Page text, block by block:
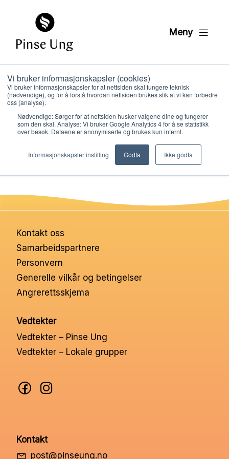
Vi bruker informasjonskapsler (cookies)
Vi bruker informasjonskapsler for at nettsiden skal fungere teknisk
(nødvendige), og for å forstå hvordan nettsiden brukes slik at vi kan forbedre
oss (analyse).
Nødvendige: Sørger for at nettsiden husker valgene dine og fungerer
som den skal. Analyse: Vi bruker Google Analytics 4 for å se statistikk
over besøk. Dataene er anonymiserte og brukes kun internt.
Informasjonskapsler instilling Godta Ikke godta
Meny
HK3 DVD dukketeater
leksjon 7
PER KRISTIAN LØVE
Kontakt oss
Samarbeidspartnere
Personvern
Generelle vilkår og betingelser
Angrerettsskjema
Vedtekter
Vedtekter – Pinse Ung
Vedtekter – Lokale grupper
Kontakt
post@pinseung.no
Hva vi gjør
Ressurser
Nettbutikk
Kontakt oss
Min konto